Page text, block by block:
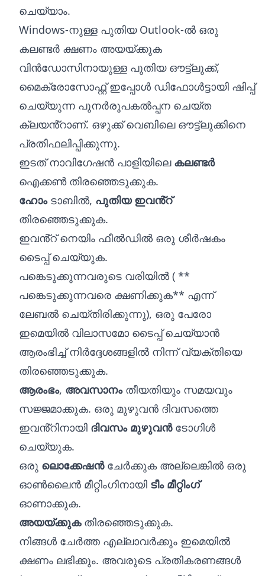
ചെയ്യാം.
Windows-നുള്ള പുതിയ Outlook-ൽ ഒരു
കലണ്ടർ ക്ഷണം അയയ്ക്കുക
വിൻഡോസിനായുള്ള പുതിയ ഔട്ട്‌ലുക്ക്,
മൈക്രോസോഫ്റ്റ് ഇപ്പോൾ ഡിഫോൾട്ടായി ഷിപ്പ്
ചെയ്യുന്ന പുനർരൂപകൽപ്പന ചെയ്ത
ക്ലയൻ്റാണ്. ഒഴുക്ക് വെബിലെ ഔട്ട്‌ലുക്കിനെ
പ്രതിഫലിപ്പിക്കുന്നു.
ഇടത് നാവിഗേഷൻ പാളിയിലെ കലണ്ടർ
ഐക്കൺ തിരഞ്ഞെടുക്കുക.
ഹോംടാബിൽ, പുതിയ ഇവൻ്റ്
തിരഞ്ഞെടുക്കുക.
ഇവൻ്റ് നെയിം ഫീൽഡിൽ ഒരു ശീർഷകം
ടൈപ്പ് ചെയ്യുക.
പങ്കെടുക്കുന്നവരുടെ വരിയിൽ ( **
പങ്കെടുക്കുന്നവരെ ക്ഷണിക്കുക** എന്ന്
ലേബൽ ചെയ്‌തിരിക്കുന്നു), ഒരു പേരോ
ഇമെയിൽ വിലാസമോ ടൈപ്പ് ചെയ്യാൻ
ആരംഭിച്ച് നിർദ്ദേശങ്ങളിൽ നിന്ന് വ്യക്തിയെ
തിരഞ്ഞെടുക്കുക.
ആരംഭം, അവസാനംതീയതിയും സമയവും
സജ്ജമാക്കുക. ഒരു മുഴുവൻ ദിവസത്തെ
ഇവൻ്റിനായി ദിവസം മുഴുവൻടോഗിൾ
ചെയ്യുക.
ഒരു ലൊക്കേഷൻചേർക്കുക അല്ലെങ്കിൽ ഒരു
ഓൺലൈൻ മീറ്റിംഗിനായി ടീം മീറ്റിംഗ്
ഓണാക്കുക.
അയയ്‌ക്കുകതിരഞ്ഞെടുക്കുക.
നിങ്ങൾ ചേർത്ത എല്ലാവർക്കും ഇമെയിൽ
ക്ഷണം ലഭിക്കും. അവരുടെ പ്രതികരണങ്ങൾ